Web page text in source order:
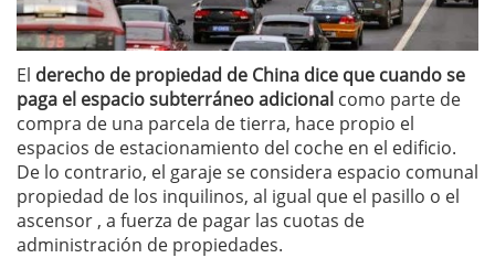
El derecho de propiedad de China dice que cuando se
paga el espacio subterráneo adicional como parte de
compra de una parcela de tierra, hace propio el
espacios de estacionamiento del coche en el edificio.
De lo contrario, el garaje se considera espacio comunal
propiedad de los inquilinos, al igual que el pasillo o el
ascensor , a fuerza de pagar las cuotas de
administración de propiedades.